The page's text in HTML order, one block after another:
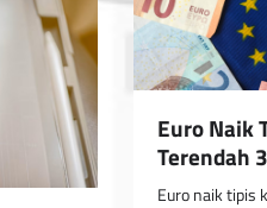
Euro Naik
Terendah
Euro naik tipis